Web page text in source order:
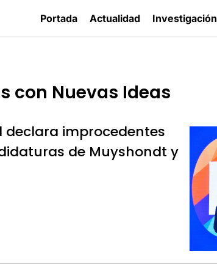
Portada Actualidad Investigación
con Nuevas Ideas
declara improcedentes
de Muyshondt y